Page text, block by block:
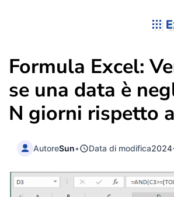
Formula Excel:
se una data è
N giorni rispetto
AutoreSun• Data di modifica